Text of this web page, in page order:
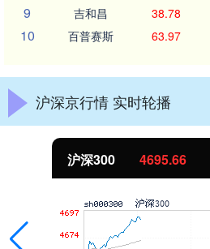
9 吉和昌 38.78
10 百普赛斯 63.97
沪深京行情 实时轮播
北证50 1122.66